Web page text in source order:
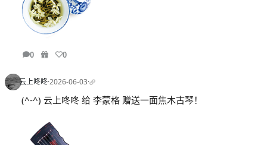
0 0
云上咚咚·2026-06-03·
(^-^) 云上咚咚 给 李蒙格 赠送一面焦木古琴！